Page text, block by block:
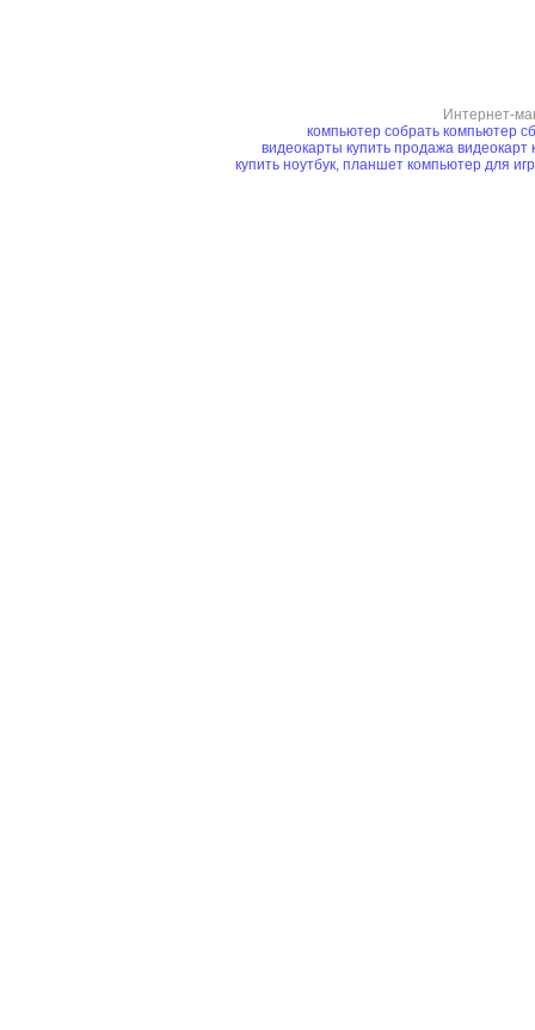
Интернет-
компьютер собрать компьютер
видеокарты купить продажа видеокарт
купить ноутбук, планшет компьютер для